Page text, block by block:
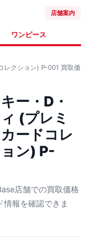
店舗案内
ワンピース
レクション) P-001 買取価
ー・D・
(プレミ
ードコレ
ン) P-
店舗での買取価格
情報を確認できま